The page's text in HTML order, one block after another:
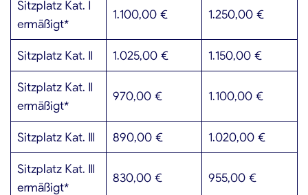
Sitzplatz Kat. I
ermäßigt*
1.100,00 € 1.250,00 €
Sitzplatz Kat. II 1.025,00 € 1.150,00 €
Sitzplatz Kat. II
ermäßigt*
970,00 € 1.100,00 €
Sitzplatz Kat. III 890,00 € 1.020,00 €
Sitzplatz Kat. III
ermäßigt*
830,00 € 955,00 €